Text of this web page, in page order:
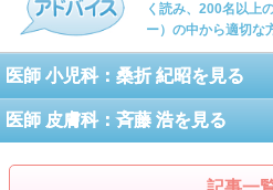
く読み、200名以上
ー）の中から適切な
医師 小児科：桑折 紀昭を見る
医師 皮膚科：斉藤 浩を見る